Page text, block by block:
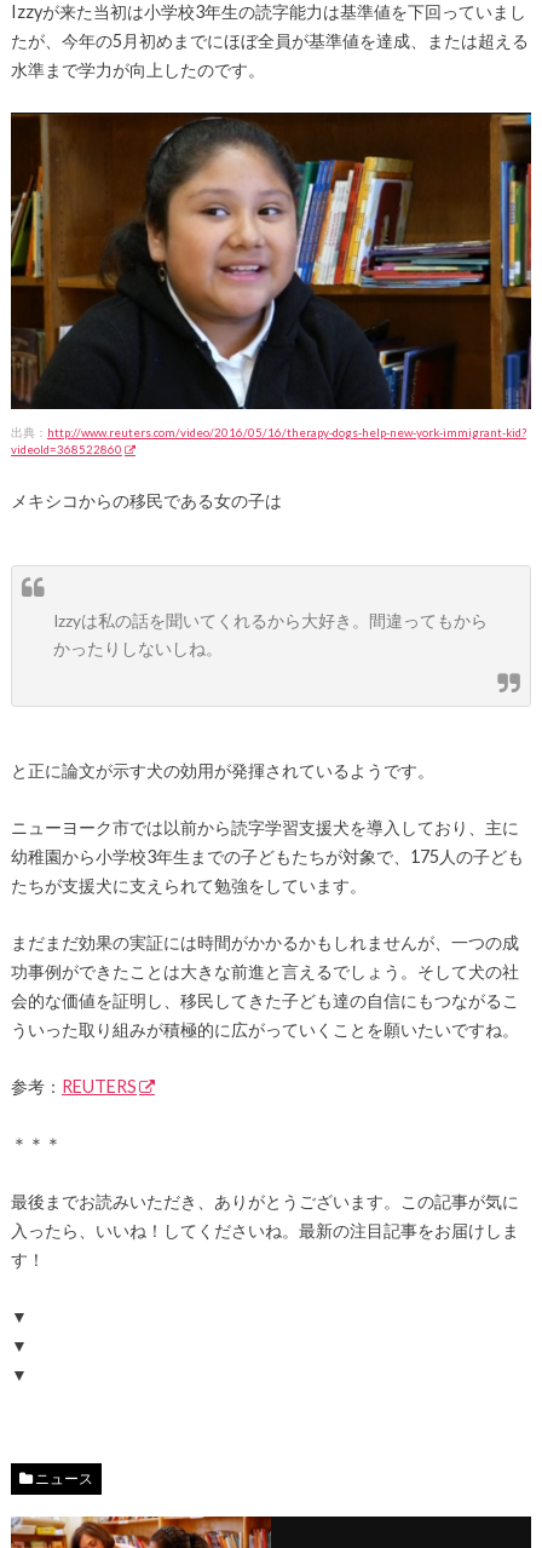
Izzyが来た当初は小学校3年生の読字能力は基準値を下回っていまし
たが、今年の5月初めまでにほぼ全員が基準値を達成、または超える
水準まで学力が向上したのです。
出典： http://www.reuters.com/video/2016/05/16/therapy-dogs-help-new-york-immigrant-kid?
videoId=368522860
メキシコからの移民である女の子は
Izzyは私の話を聞いてくれるから大好き。間違ってもから
かったりしないしね。
と正に論文が示す犬の効用が発揮されているようです。
ニューヨーク市では以前から読字学習支援犬を導入しており、主に
幼稚園から小学校3年生までの子どもたちが対象で、175人の子ども
たちが支援犬に支えられて勉強をしています。
まだまだ効果の実証には時間がかかるかもしれませんが、一つの成
功事例ができたことは大きな前進と言えるでしょう。そして犬の社
会的な価値を証明し、移民してきた子ども達の自信にもつながるこ
ういった取り組みが積極的に広がっていくことを願いたいですね。
参考： REUTERS
＊＊＊
最後までお読みいただき、ありがとうございます。この記事が気に
入ったら、いいね！してくださいね。最新の注目記事をお届けしま
す！
▼
▼
▼
ニュース